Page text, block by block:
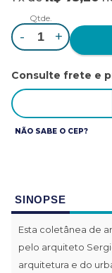
Qtde.
- +
Consulte frete e
NÃO SABE O CEP?
SINOPSE
Esta coletânea de
pelo arquiteto
arquitetura e do